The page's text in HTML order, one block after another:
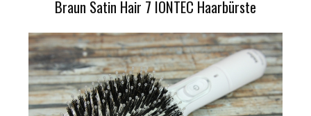
Braun Satin Hair 7 IONTEC Haarbürste